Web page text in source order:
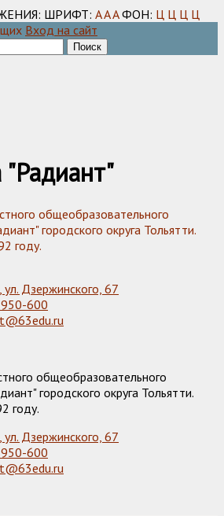
ШРИФТ: AAA ФОН: Ц Ц Ц Ц
Вход на сайт
общеобразовательного
городского округа Тольятти.
году.
ул. Дзержинского, 67
600
общеобразовательного
городского округа Тольятти.
году.
ул. Дзержинского, 67
600